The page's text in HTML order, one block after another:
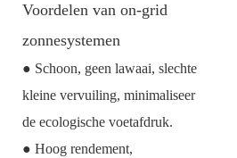
Voordelen van on-grid
zonnesystemen
● Schoon, geen lawaai, slechte
kleine vervuiling, minimaliseer
de ecologische voetafdruk.
● Hoog rendement,